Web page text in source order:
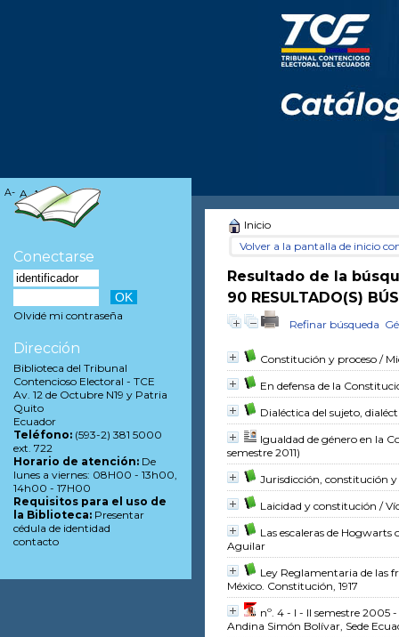
Inicio
Volver a la pantalla de inicio
Resultado de la
90 RESULTADO(S)
Refinar búsqueda
Constitución y proceso /
En defensa de la
Dialéctica del sujeto,
Igualdad de género en la
semestre 2011)
Jurisdicción, constitución y
Laicidad y constitución /
Las escaleras de
Aguilar
Ley Reglamentaria de las
México. Constitución, 1917
nº. 4 - I - II semestre 2005
Andina Simón Bolívar, Sede
A- A A+
Conectarse
Olvidé mi contraseña
Dirección
Biblioteca del Tribunal
Contencioso Electoral - TCE
Av. 12 de Octubre N19 y Patria
Quito
Ecuador
Teléfono: (593-2) 381 5000
ext. 722
Horario de atención: De
lunes a viernes: 08H00 - 13h00,
14h00 - 17H00
Requisitos para el uso de
la Biblioteca: Presentar
cédula de identidad
contacto